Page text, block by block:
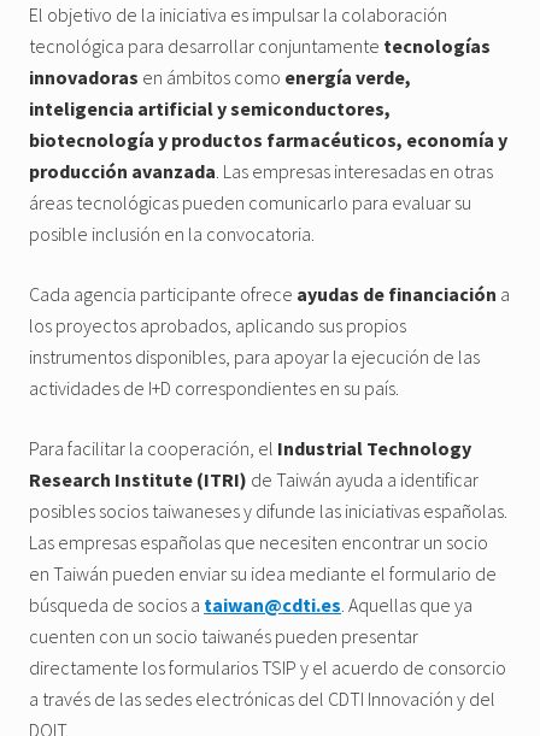
El objetivo de la iniciativa es impulsar la colaboración
tecnológica para desarrollar conjuntamente tecnologías
innovadoras en ámbitos como energía verde,
inteligencia artificial y semiconductores,
biotecnología y productos farmacéuticos, economía y
producción avanzada . Las empresas interesadas en otras
áreas tecnológicas pueden comunicarlo para evaluar su
posible inclusión en la convocatoria.
Cada agencia participante ofrece ayudas de financiación a
los proyectos aprobados, aplicando sus propios
instrumentos disponibles, para apoyar la ejecución de las
actividades de I+D correspondientes en su país.
Para facilitar la cooperación, el Industrial Technology
Research Institute (ITRI) de Taiwán ayuda a identificar
posibles socios taiwaneses y difunde las iniciativas españolas.
Las empresas españolas que necesiten encontrar un socio
en Taiwán pueden enviar su idea mediante el formulario de
búsqueda de socios a taiwan@cdti.es . Aquellas que ya
cuenten con un socio taiwanés pueden presentar
directamente los formularios TSIP y el acuerdo de consorcio
a través de las sedes electrónicas del CDTI Innovación y del
DOIT.